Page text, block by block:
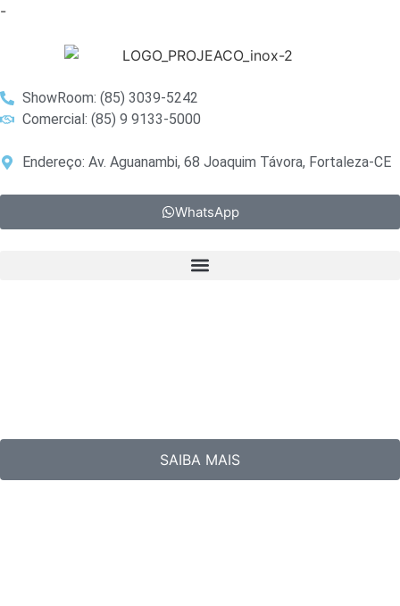
-
ShowRoom: (85) 3039-5242
Comercial: (85) 9 9133-5000
Endereço: Av. Aguanambi, 68 Joaquim Távora, Fortaleza-CE
WhatsApp
SAIBA MAIS